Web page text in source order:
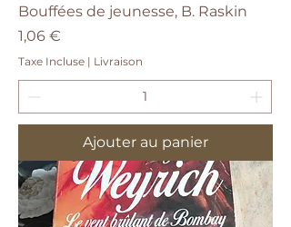
Bouffées de jeunesse, B. Raskin
Prix
1,06 €
Taxe Incluse | Livraison
Ajouter au panier